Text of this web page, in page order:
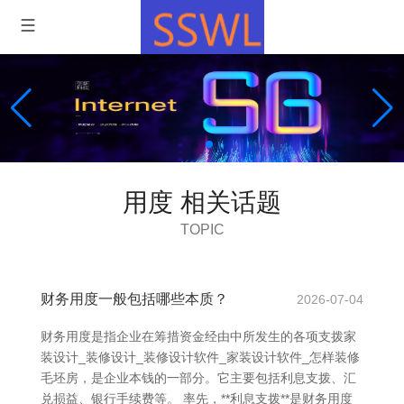
用度 相关话题
TOPIC
财务用度一般包括哪些本质？ 2026-07-04
财务用度是指企业在筹措资金经由中所发生的各项支拨家
装设计_装修设计_装修设计软件_家装设计软件_怎样装修
毛坯房，是企业本钱的一部分。它主要包括利息支拨、汇
兑损益、银行手续费等。 率先，**利息支拨**是财务用度